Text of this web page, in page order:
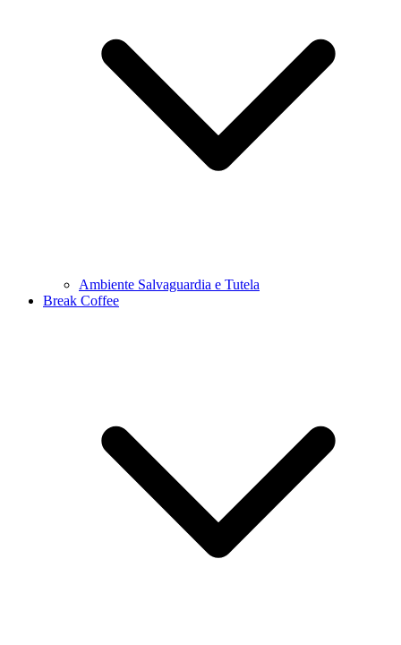
Ambiente Salvaguardia e Tutela
Break Coffee